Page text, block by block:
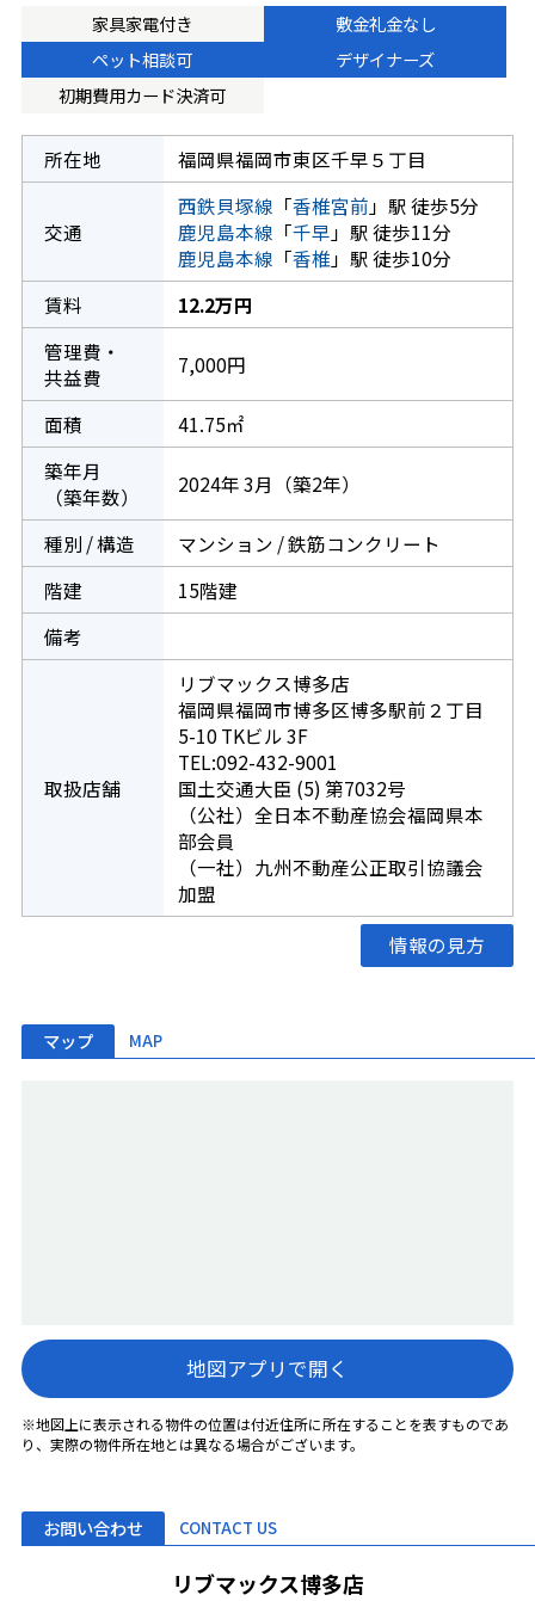
家具家電付き
敷金礼金なし
ペット相談可
デザイナーズ
初期費用カード決済可
所在地 福岡県福岡市東区千早５丁目
交通
西鉄貝塚線 「香椎宮前 」駅 徒歩5分
鹿児島本線 「千早 」駅 徒歩11分
鹿児島本線 「香椎 」駅 徒歩10分
賃料
12.2万円
管理費・
共益費
7,000円
面積
41.75㎡
築年月
（築年数）
2024年 3月（築2年）
種別 / 構造
マンション / 鉄筋コンクリート
階建
15階建
備考
取扱店舗
リブマックス博多店
福岡県福岡市博多区博多駅前２丁目
5-10 TKビル 3F
TEL:092-432-9001
国土交通大臣 (5) 第7032号
（公社）全日本不動産協会福岡県本
部会員
（一社）九州不動産公正取引協議会
加盟
情報の見方
マップ MAP
地図アプリで開く
※地図上に表示される物件の位置は付近住所に所在することを表すものであ
り、実際の物件所在地とは異なる場合がございます。
お問い合わせ CONTACT US
リブマックス博多店